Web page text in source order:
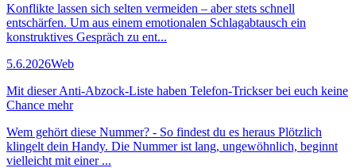
Konflikte lassen sich selten vermeiden – aber stets schnell
entschärfen. Um aus einem emotionalen Schlagabtausch ein
konstruktives Gespräch zu ent...
5.6.2026Web
Mit dieser Anti-Abzock-Liste haben Telefon-Trickser bei euch keine
Chance mehr
Wem gehört diese Nummer? - So findest du es heraus Plötzlich
klingelt dein Handy. Die Nummer ist lang, ungewöhnlich, beginnt
vielleicht mit einer ...